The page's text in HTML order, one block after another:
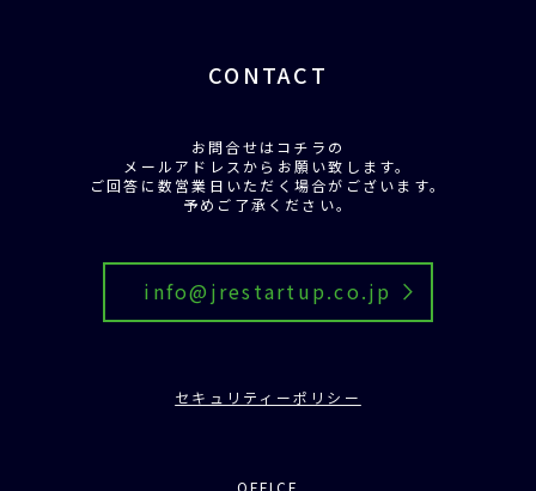
CONTACT
お問合せはコチラの
メールアドレスからお願い致します。
ご回答に数営業日いただく場合がございます。
予めご了承ください。
info@jrestartup.co.jp
セキュリティーポリシー
OFFICE